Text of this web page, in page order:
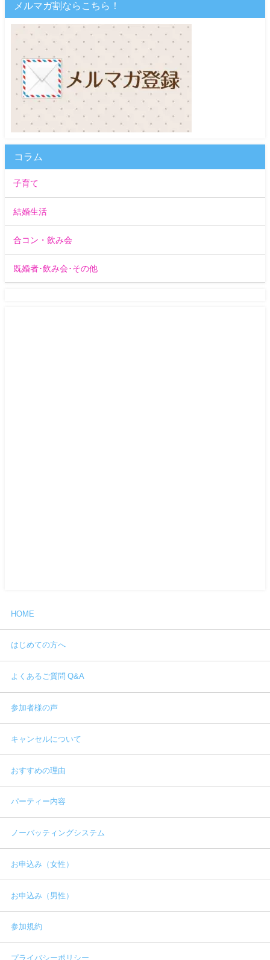
メルマガ割ならこちら！
コラム
子育て
結婚生活
合コン・飲み会
既婚者･飲み会･その他
HOME
はじめての方へ
よくあるご質問 Q&A
参加者様の声
キャンセルについて
おすすめの理由
パーティー内容
ノーバッティングシステム
お申込み（女性）
お申込み（男性）
参加規約
プライバシーポリシー